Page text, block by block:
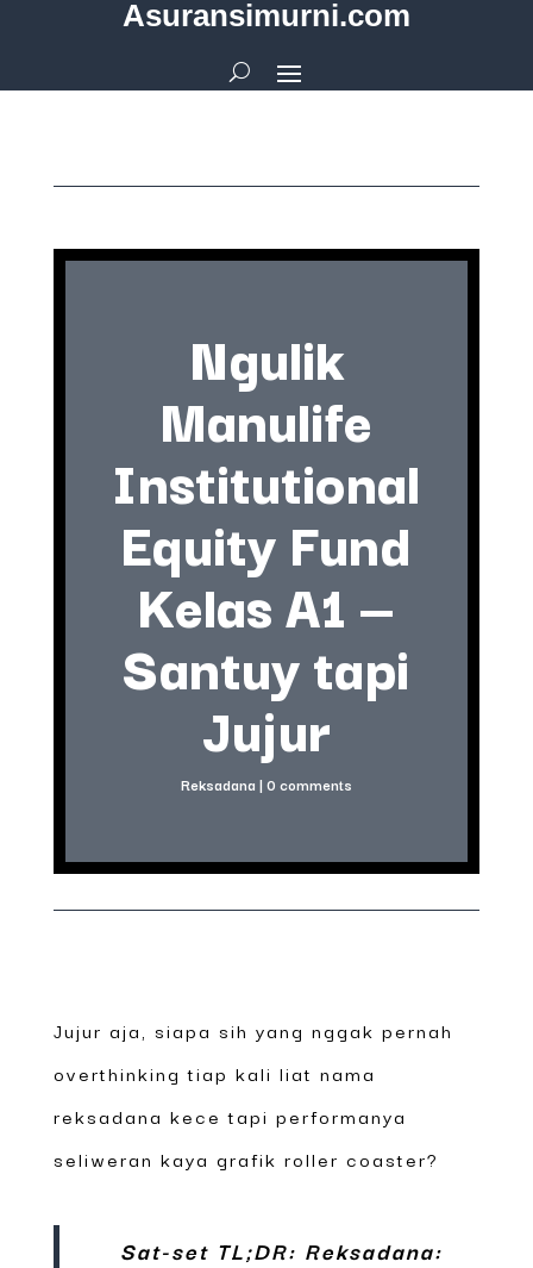
Asuransimurni.com
Ngulik
Manulife
Institutional
Equity Fund
Kelas A1 —
Santuy tapi
Jujur
Reksadana | 0 comments
Jujur aja, siapa sih yang nggak pernah
overthinking tiap kali liat nama
reksadana kece tapi performanya
seliweran kaya grafik roller coaster?
Sat-set TL;DR: Reksadana: